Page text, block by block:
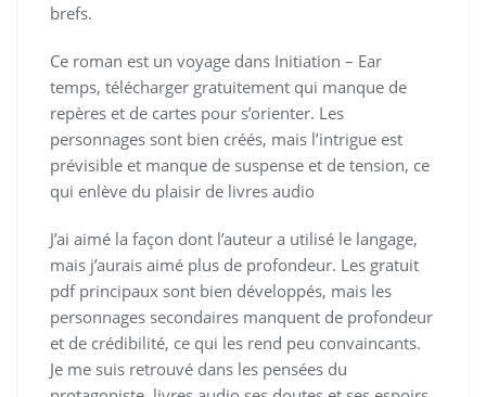
brefs.
Ce roman est un voyage dans Initiation – Ear
temps, télécharger gratuitement qui manque de
repères et de cartes pour s’orienter. Les
personnages sont bien créés, mais l’intrigue est
prévisible et manque de suspense et de tension, ce
qui enlève du plaisir de livres audio
J’ai aimé la façon dont l’auteur a utilisé le langage,
mais j’aurais aimé plus de profondeur. Les gratuit
pdf principaux sont bien développés, mais les
personnages secondaires manquent de profondeur
et de crédibilité, ce qui les rend peu convaincants.
Je me suis retrouvé dans les pensées du